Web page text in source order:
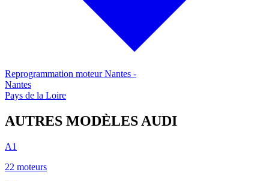
Reprogrammation moteurNantes -
Nantes
Pays de la Loire
AUTRES MODÈLES AUDI
A1
22 moteurs